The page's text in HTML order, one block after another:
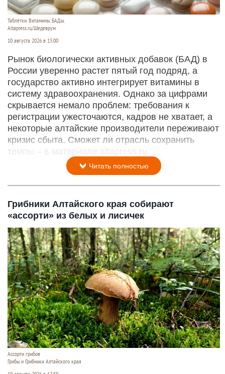
Таблетки. Витамины. БАДы.
Altapress.ru/Шедеврум
10 августа 2026 в 13:00
Рынок биологически активных добавок (БАД) в
России уверенно растет пятый год подряд, а
государство активно интегрирует витамины в
систему здравоохранения. Однако за цифрами
скрывается немало проблем: требования к
регистрации ужесточаются, кадров не хватает, а
некоторые алтайские производители переживают
кризис сбыта. Сможет ли отрасль сохранить
темпы – в материале altapress.ru.
Читать полностью
Грибники Алтайского края собирают
«ассорти» из белых и лисичек
Ассорти грибов
Грибы и Грибники Алтайского края